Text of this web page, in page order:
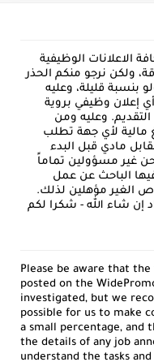
الاعلانات الوظيفية
ولكن نرجو منكم الحذر
قليلة، وعليه
إعلان وظيفي بروية
وعليه ومن
مالية لأي جهة تطلب
مادي قبل البدء
غير مسؤولين تماماً
الباحث عن عمل
الغير مؤهلين لذلك.
إن شاء الله - شكرا لكم
Please be aware that
posted on the
investigated, but we
possible for us to make
a small percentage, and
the details of any job
understand the tasks